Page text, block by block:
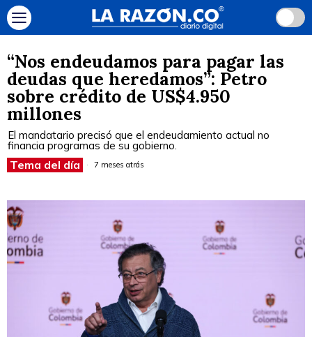
“Nos endeudamos para pagar las
deudas que heredamos”: Petro
sobre crédito de US$4.950
millones
El mandatario precisó que el endeudamiento actual no
financia programas de su gobierno.
Tema del día 7 meses atrás